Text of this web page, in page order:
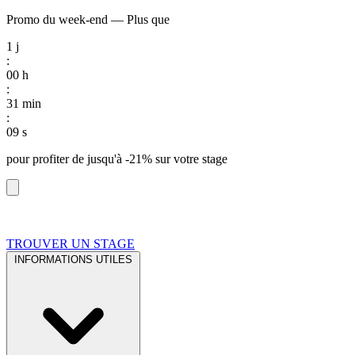
Promo du week-end — Plus que
1 j
:
00 h
:
31 min
:
08 s
pour profiter de jusqu'à -21% sur votre stage
TROUVER UN STAGE
INFORMATIONS UTILES